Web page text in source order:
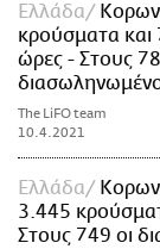
Ελλάδα
κρούσματα και
ώρες - Στους
The LiFO team
10.4.2021
Ελλάδα
3.445
Στους 749 οι